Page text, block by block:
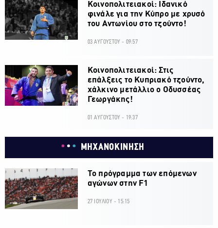
Κοινοπολιτειακοί: Ιδανικό
φινάλε για την Κύπρο με χρυσό
του Αντωνίου στο τζούντο!
03 ΑΥΓΟΥΣΤΟΥ - 09:57
Κοινοπολιτειακοί: Στις
επάλξεις το Κυπριακό τζούντο,
χάλκινο μετάλλιο ο Οδυσσέας
Γεωργάκης!
01 ΑΥΓΟΥΣΤΟΥ - 19:37
ΜΗΧΑΝΟΚΙΝΗΣΗ
Το πρόγραμμα των επόμενων
αγώνων στην F1
27 ΙΟΥΛΙΟΥ - 15:15